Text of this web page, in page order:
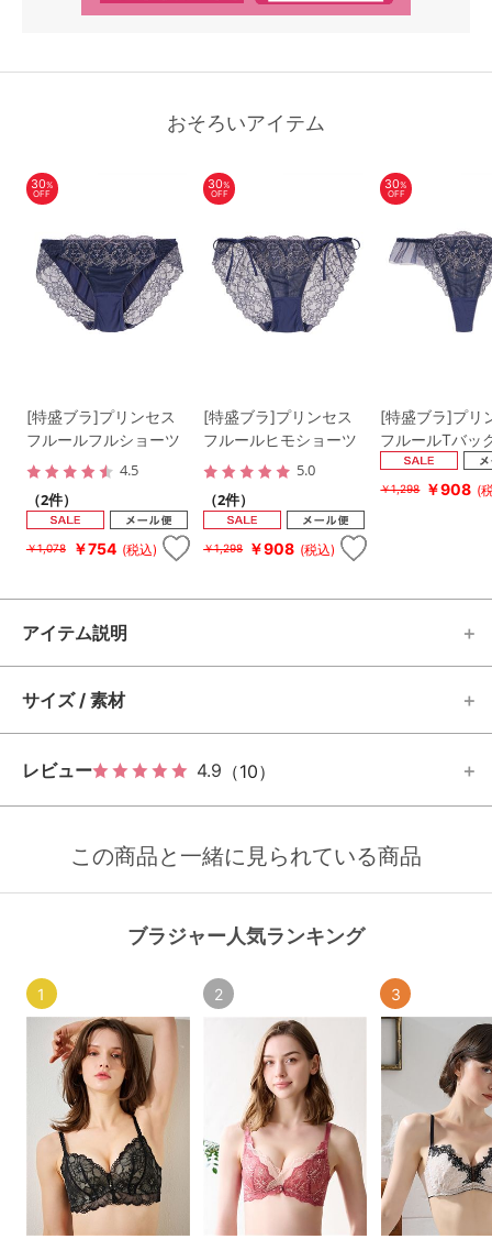
おそろいアイテム
30%
OFF
[特盛ブラ]プリンセス
フルールフルショーツ
4.5
（2件）
￥1,078 ￥754 (税込)
30%
OFF
[特盛ブラ]プリンセス
フルールヒモショーツ
5.0
（2件）
￥1,298 ￥908 (税込)
30%
OFF
[特盛ブラ]プリ
フルールTバッ
￥1,298 ￥908 (
アイテム説明
サイズ / 素材
レビュー 4.9 （10）
この商品と一緒に見られている商品
ブラジャー人気ランキング
1 2 3